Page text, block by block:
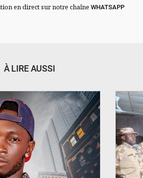
en direct sur notre chaîneWHATSAPP
À LIRE AUSSI